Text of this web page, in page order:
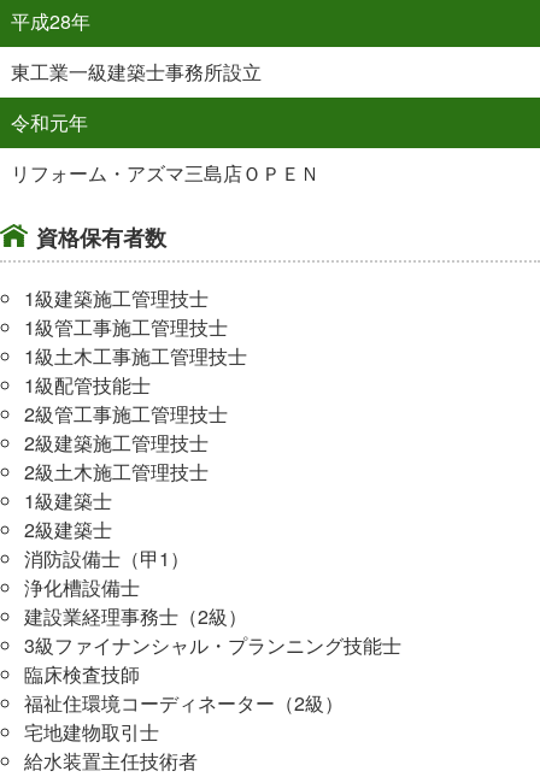
平成28年
東工業一級建築士事務所設立
令和元年
リフォーム・アズマ三島店ＯＰＥＮ
資格保有者数
1級建築施工管理技士
1級管工事施工管理技士
1級土木工事施工管理技士
1級配管技能士
2級管工事施工管理技士
2級建築施工管理技士
2級土木施工管理技士
1級建築士
2級建築士
消防設備士（甲1）
浄化槽設備士
建設業経理事務士（2級）
3級ファイナンシャル・プランニング技能士
臨床検査技師
福祉住環境コーディネーター（2級）
宅地建物取引士
給水装置主任技術者